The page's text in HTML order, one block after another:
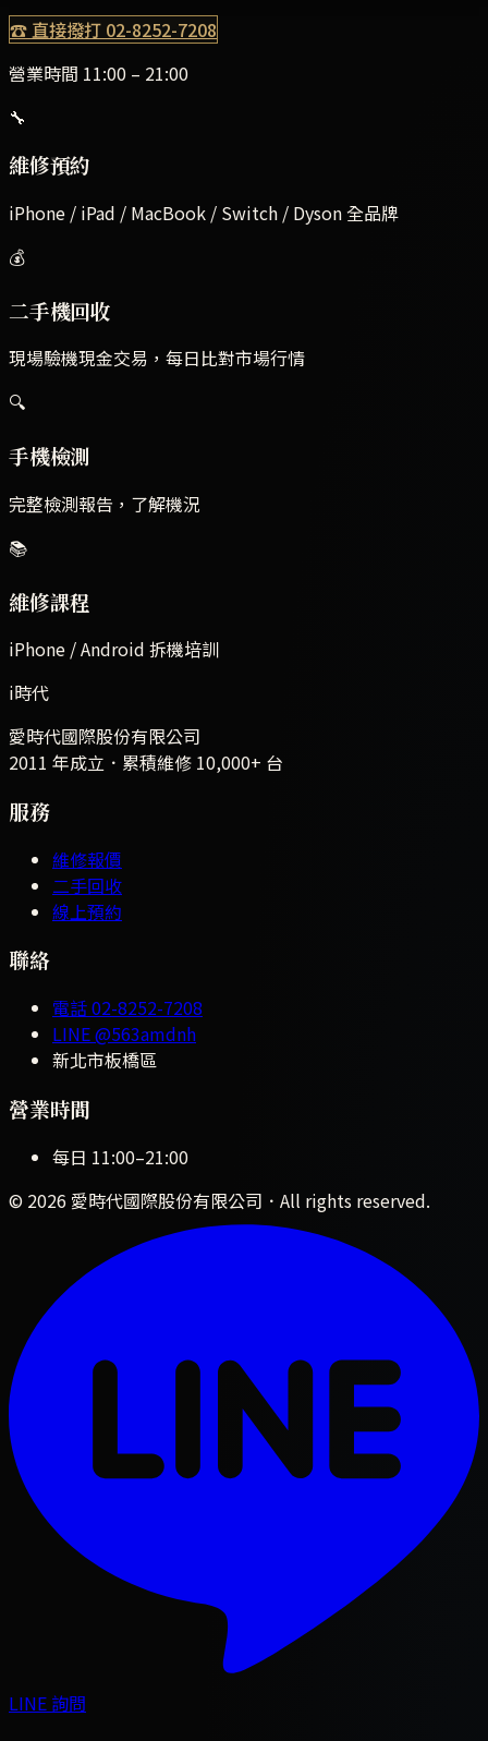
☎ 直接撥打 02-8252-7208
營業時間 11:00 – 21:00
🔧
維修預約
iPhone / iPad / MacBook / Switch / Dyson 全品牌
💰
二手機回收
現場驗機現金交易，每日比對市場行情
🔍
手機檢測
完整檢測報告，了解機況
📚
維修課程
iPhone / Android 拆機培訓
i時代
愛時代國際股份有限公司
2011 年成立．累積維修 10,000+ 台
服務
維修報價
二手回收
線上預約
聯絡
電話02-8252-7208
LINE@563amdnh
新北市板橋區
營業時間
每日 11:00–21:00
© 2026 愛時代國際股份有限公司 ．All rights reserved.
LINE 詢問